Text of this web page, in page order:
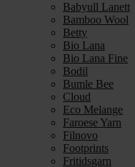
Babyull Lanett
Bamboo Wool
Betty
Bio Lana
Bio Lana Fine
Bodil
Bumle Bee
Cloud
Eco Melange
Faroese Yarn
Filnovo
Footprints
Fritidsgarn